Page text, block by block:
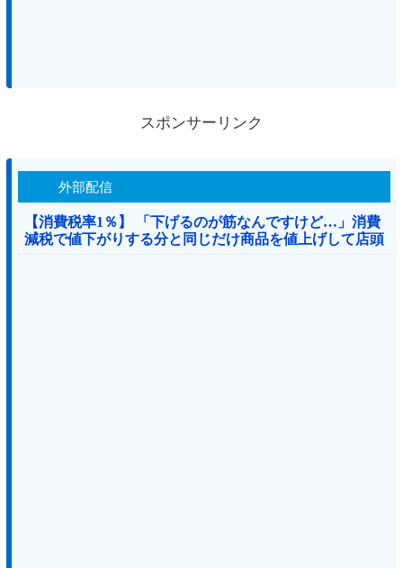
スポンサーリンク
外部配信
【消費税率1％】 「下げるのが筋なんですけど…」消費
減税で値下がりする分と同じだけ商品を値上げして店頭
価格を変えない店も